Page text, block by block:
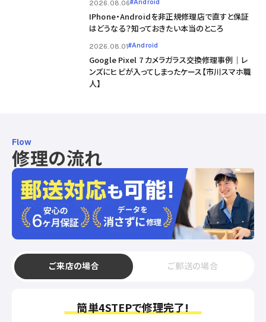
2026.08.06#Android
IPhone・Androidを非正規修理店で直すと保証
はどうなる？知っておきたい本当のところ
2026.08.01#Android
Google Pixel 7 カメラガラス交換修理事例｜レ
ンズにヒビが入ってしまったケース【市川スマホ職
人】
Flow
修理の流れ
ご来店の場合 ご郵送の場合
簡単4STEPで修理完了!